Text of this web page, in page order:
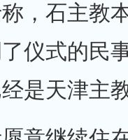
，石主教
仪式的民
是天津主